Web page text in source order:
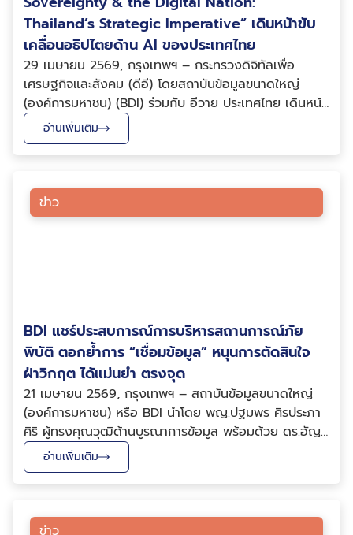
Thailand’s Strategic Imperative” เดินหน้าขับ
เคลื่อนอธิปไตยด้าน AI ของประเทศไทย
29 เมษายน 2569, กรุงเทพฯ – กระทรวงดิจิทัลเพื่อ
เศรษฐกิจและสังคม (ดีอี) โดยสถาบันข้อมูลขนาดใหญ่
(องค์การมหาชน) (BDI) ร่วมกับ อีวาย ประเทศไทย เดินหน้า
จัดงาน “AI Sovereignty & the Digital Nation:
Thailand’s Strategic Imperative” ขับเคลื่อน
“Sovereign AI” ในการวางรากฐานโครงสร้างพื้นฐานด้าน
อ่านเพิ่มเติม
ข่าว
BDI แชร์ประสบการณ์การบริหารสถานการณ์ภัย
พิบัติ ตอกย้ำการ “เชื่อมข้อมูล” หนุนการตัดสินใจ
ฝ่าวิกฤต ได้แม่นยำ ตรงจุด
21 เมษายน 2569, กรุงเทพฯ – สถาบันข้อมูลขนาดใหญ่
(องค์การมหาชน) หรือ BDI นำโดย พญ.ปฐมพร ศิรประภา
ศิริ ผู้ทรงคุณวุฒิด้านบูรณาการข้อมูล พร้อมด้วย ดร.อัญ
ชลิสา แต้ตระกูล (รักษาการ) ผู้อำนวยการโครงการ Travel
Link ร่วมบรรยายเรื่องการใช้ประโยชน์จากข้อมูลและการ
วิเคราะห์ข้อมูลขนาดใหญ่เพื่อสนับสนุนการบริห...
อ่านเพิ่มเติม
ข่าว